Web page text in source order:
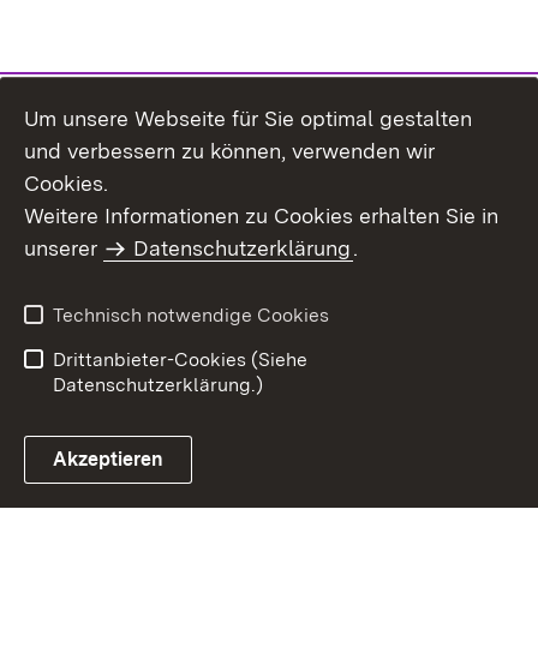
Um unsere Webseite für Sie optimal gestalten
und verbessern zu können, verwenden wir
Cookies.
Weitere Informationen zu Cookies erhalten Sie in
unserer
Datenschutzerklärung.
Technisch notwendige Cookies
Drittanbieter-Cookies (Siehe
Datenschutzerklärung.)
Akzeptieren